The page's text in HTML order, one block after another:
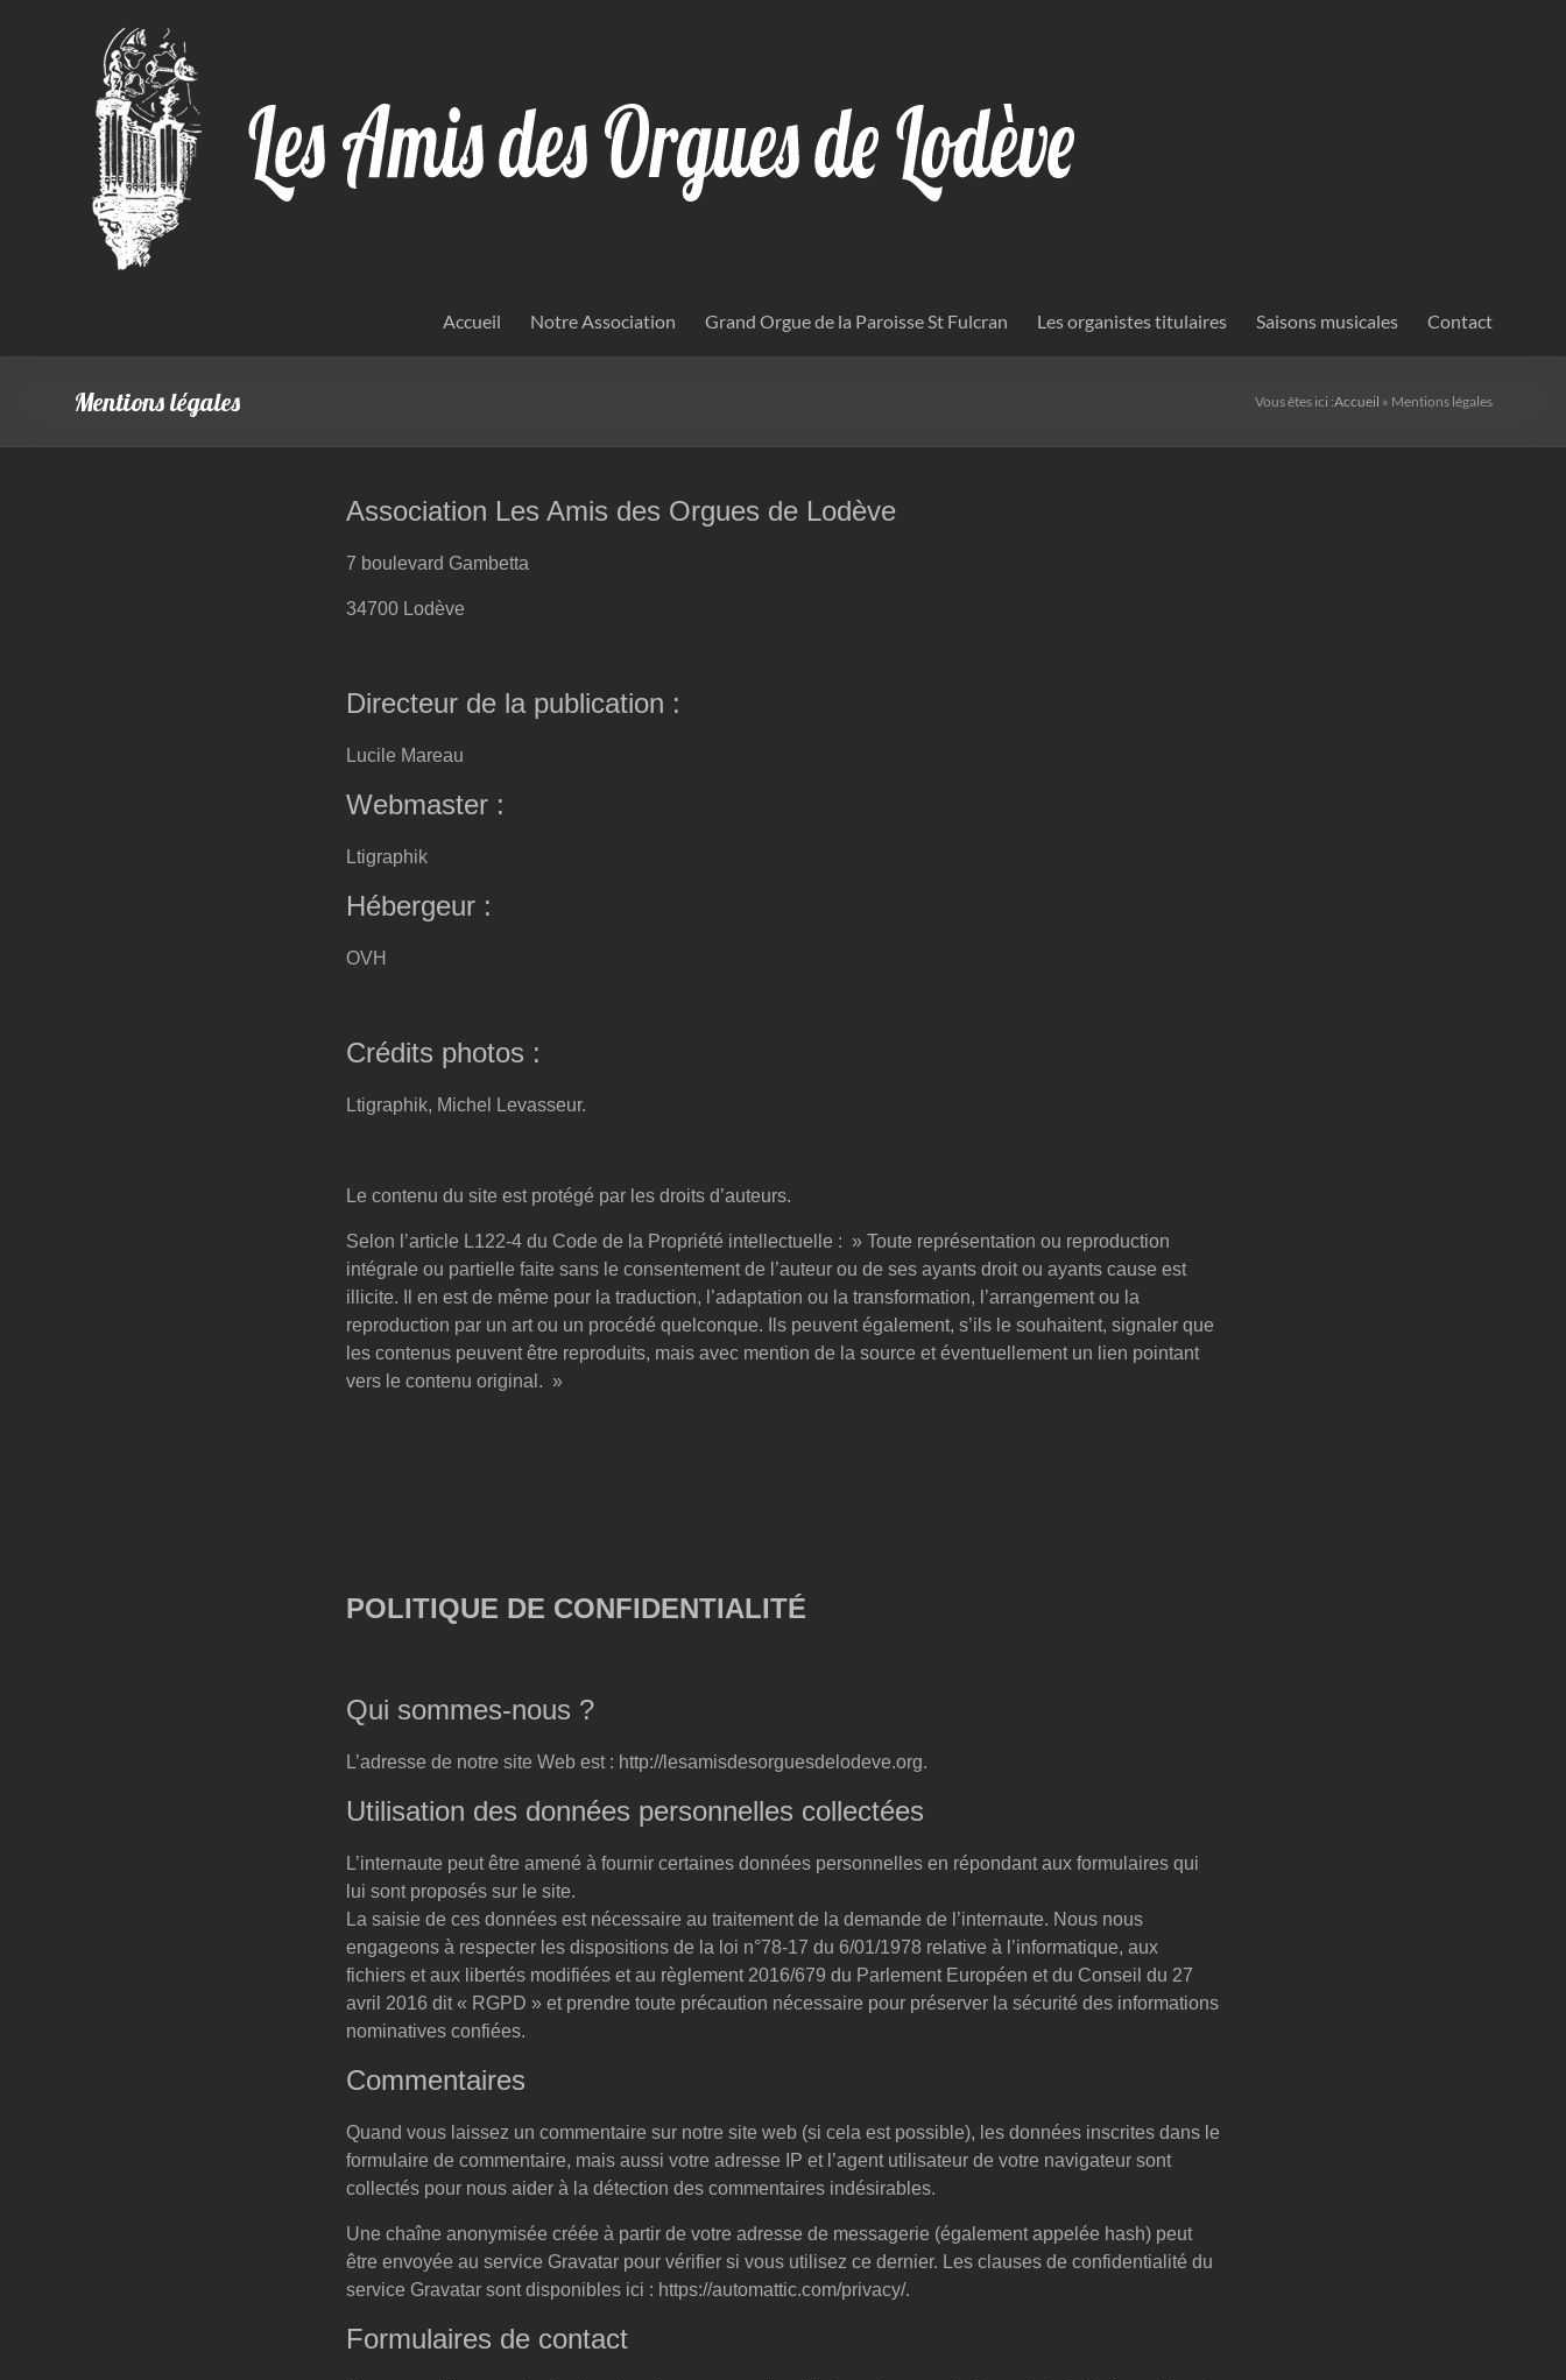
Accueil Notre Association Grand Orgue de la Paroisse St Fulcran Les organistes titulaires Saisons musicales Contact
Mentions légales Vous êtes ici :Accueil » Mentions légales
Association Les Amis des Orgues de Lodève
7 boulevard Gambetta
34700 Lodève
Directeur de la publication :
Lucile Mareau
Webmaster :
Ltigraphik
Hébergeur :
OVH
Crédits photos :
Ltigraphik, Michel Levasseur.
Le contenu du site est protégé par les droits d’auteurs.
Selon l’article L122-4 du Code de la Propriété intellectuelle : » Toute représentation ou reproduction
intégrale ou partielle faite sans le consentement de l’auteur ou de ses ayants droit ou ayants cause est
illicite. Il en est de même pour la traduction, l’adaptation ou la transformation, l’arrangement ou la
reproduction par un art ou un procédé quelconque. Ils peuvent également, s’ils le souhaitent, signaler que
les contenus peuvent être reproduits, mais avec mention de la source et éventuellement un lien pointant
vers le contenu original. »
POLITIQUE DE CONFIDENTIALITÉ
Qui sommes-nous ?
L’adresse de notre site Web est : http://lesamisdesorguesdelodeve.org.
Utilisation des données personnelles collectées
L’internaute peut être amené à fournir certaines données personnelles en répondant aux formulaires qui
lui sont proposés sur le site.
La saisie de ces données est nécessaire au traitement de la demande de l’internaute. Nous nous
engageons à respecter les dispositions de la loi n°78-17 du 6/01/1978 relative à l’informatique, aux
fichiers et aux libertés modifiées et au règlement 2016/679 du Parlement Européen et du Conseil du 27
avril 2016 dit « RGPD » et prendre toute précaution nécessaire pour préserver la sécurité des informations
nominatives confiées.
Commentaires
Quand vous laissez un commentaire sur notre site web (si cela est possible), les données inscrites dans le
formulaire de commentaire, mais aussi votre adresse IP et l’agent utilisateur de votre navigateur sont
collectés pour nous aider à la détection des commentaires indésirables.
Une chaîne anonymisée créée à partir de votre adresse de messagerie (également appelée hash) peut
être envoyée au service Gravatar pour vérifier si vous utilisez ce dernier. Les clauses de confidentialité du
service Gravatar sont disponibles ici : https://automattic.com/privacy/.
Formulaires de contact